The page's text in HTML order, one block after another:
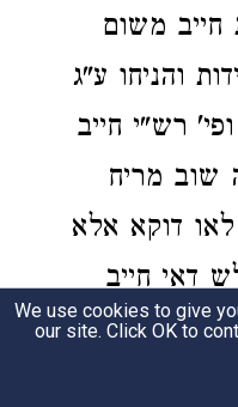
חייב משום
והניחו ע"ג
רש"י חייב
שוב מריח
דוקא אלא
דאי חייב
איסור כרת
We use cookies to give
our site. Click OK to